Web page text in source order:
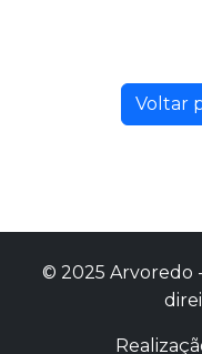
Voltar
© 2025 Arvoredo